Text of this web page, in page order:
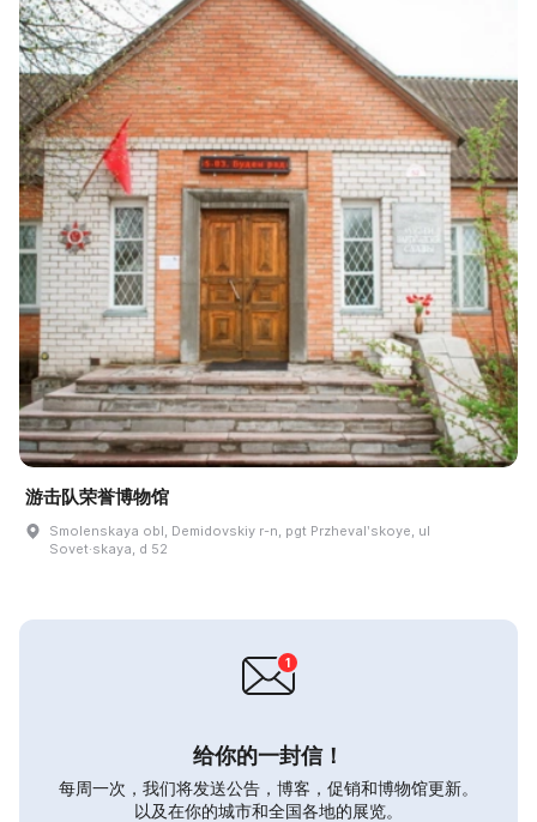
游击队荣誉博物馆
Smolenskaya obl, Demidovskiy r-n, pgt Przhevalʹskoye, ul
Sovet·skaya, d 52
给你的一封信！
每周一次，我们将发送公告，博客，促销和博物馆更新。
以及在你的城市和全国各地的展览。